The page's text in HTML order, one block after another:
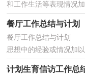
和工作生活等表现情况
餐厅工作总结与计划
餐厅工作总结与计划
思想中的经验或情况加
计划生育信访工作总